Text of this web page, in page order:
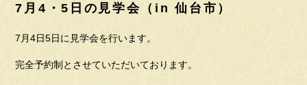
7月4・5日の見学会（in 仙台市）
7月4日5日に見学会を行います。
完全予約制とさせていただいております。